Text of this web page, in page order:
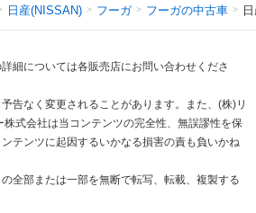
日産(NISSAN) フーガ フーガの中古車
細については各販売店にお問い合わせくださ
告なく変更されることがあります。また、(株)リ
式会社は当コンテンツの完全性、無誤謬性を保
テンツに起因するいかなる損害の責も負いかね
全部または一部を無断で転写、転載、複製する